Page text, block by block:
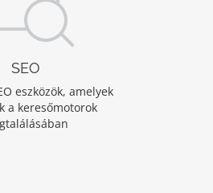
SEO
eszközök, amelyek
a keresőmotorok